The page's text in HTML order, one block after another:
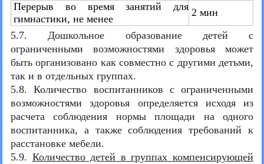
Перерыв во время занятий для
гимнастики, не менее
2 мин
5.7. Дошкольное образование детей с
ограниченными возможностями здоровья может
быть организовано как совместно с другими детьми,
так и в отдельных группах.
5.8. Количество воспитанников с ограниченными
возможностями здоровья определяется исходя из
расчета соблюдения нормы площади на одного
воспитанника, а также соблюдения требований к
расстановке мебели.
5.9. Количество детей в группах компенсирующей